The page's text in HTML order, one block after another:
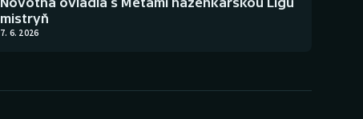
mistryň
7. 6. 2026